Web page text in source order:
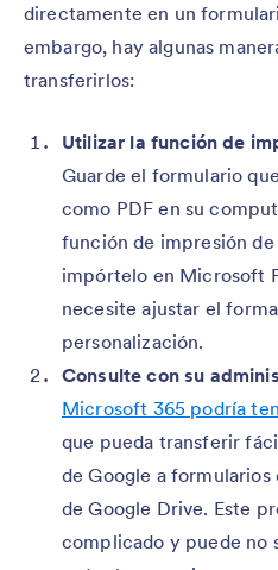
directamente en un
embargo, hay algunas
transferirlos:
Utilizar la función de
Guarde el formulario
como PDF en su
función de impresión
impórtelo en Microsoft
necesite ajustar el
personalización.
Consulte con su
Microsoft 365 podría
que pueda transferir
de Google a
de Google Drive. Este
complicado y puede no